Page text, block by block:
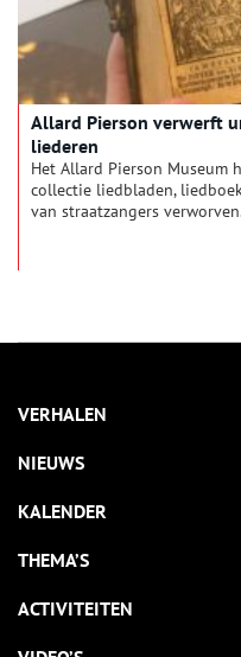
Allard Pierson verwerft
liederen
Het Allard Pierson Museum
collectie liedbladen,
van straatzangers
VERHALEN
NIEUWS
KALENDER
THEMA’S
ACTIVITEITEN